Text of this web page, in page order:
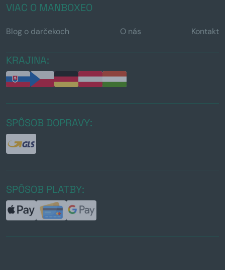
VIAC O MANBOXEO
Blog o darčekoch O nás Kontakt
KRAJINA:
SPÔSOB DOPRAVY:
SPÔSOB PLATBY: